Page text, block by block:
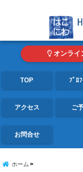
オンライ
TOP ﾌﾟﾛ
アクセス ご
お問合せ
ホーム